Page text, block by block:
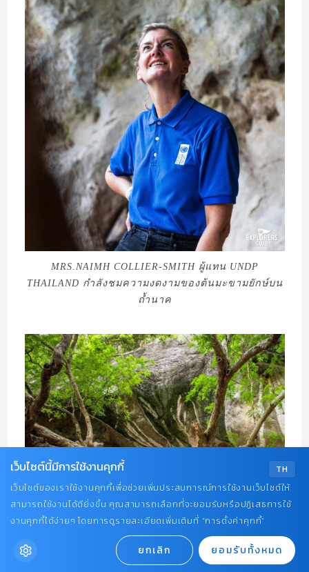
MRS.NAIMH COLLIER-SMITH ผู้แทน UNDP
THAILAND กำลังชมความงดงามของต้นมะขามยักษ์บน
ถ้ำนาค
TH
เว็บไซต์นี้มีการใช้งานคุกกี้
เว็บไซต์ของเราใช้งานคุกกี้เพื่อช่วยเพิ่มประสบการณ์การใช้งานเว็บไซต์ให้
สามารถใช้งานได้ดียิ่งขึ้น คุณสามารถเลือกที่จะยอมรับหรือปฏิเสธการใช้
งานคุกกี้ได้ง่ายๆ โดยการดูรายละเอียดเพิ่มเติมที่ “การตั้งค่าคุกกี้”
ยกเลิก ยอมรับทั้งหมด